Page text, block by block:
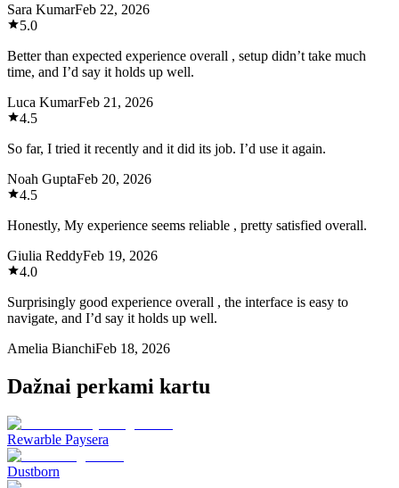
Sara KumarFeb 22, 2026
5.0
Better than expected experience overall , setup didn’t take much
time, and I’d say it holds up well.
Luca KumarFeb 21, 2026
4.5
So far, I tried it recently and it did its job. I’d use it again.
Noah GuptaFeb 20, 2026
4.5
Honestly, My experience seems reliable , pretty satisfied overall.
Giulia ReddyFeb 19, 2026
4.0
Surprisingly good experience overall , the interface is easy to
navigate, and I’d say it holds up well.
Amelia BianchiFeb 18, 2026
Dažnai perkami kartu
Rewarble Paysera
Dustborn